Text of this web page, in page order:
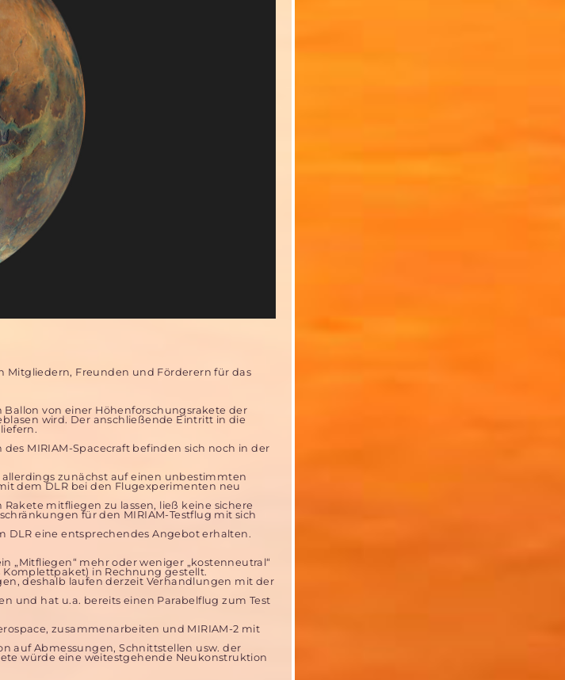
Mitgliedern, Freunden und Förderern für das
von einer Höhenforschungsrakete der
wird. Der anschließende Eintritt in die
MIRIAM-Spacecraft befinden sich noch in der
zunächst auf einen unbestimmten
dem DLR bei den Flugexperimenten neu
mitfliegen zu lassen, ließ keine sichere
für den MIRIAM-Testflug mit sich
DLR eine entsprechendes Angebot erhalten.
„Mitfliegen“ mehr oder weniger „kostenneutral“
in Rechnung gestellt.
deshalb laufen derzeit Verhandlungen mit der
und hat u.a. bereits einen Parabelflug zum Test
zusammenarbeiten und MIRIAM-2 mit
auf Abmessungen, Schnittstellen usw. der
würde eine weitestgehende Neukonstruktion